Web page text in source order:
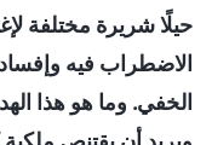
حيلًا شريرة مختلفة
الاضطراب فيه
الخفي. وما هو هذا